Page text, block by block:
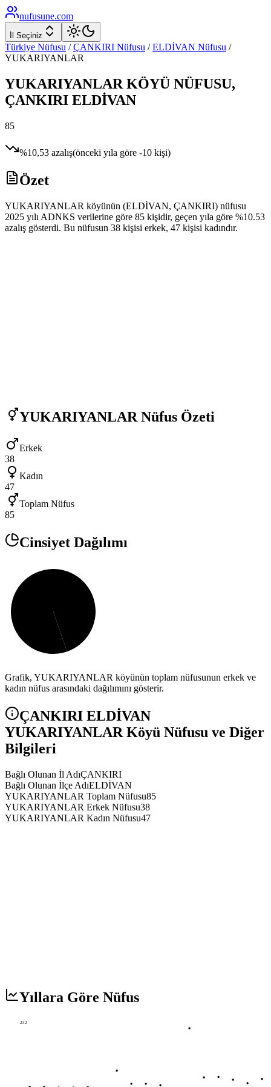
nufusune.com
İl Seçiniz
Türkiye Nüfusu / ÇANKIRI Nüfusu / ELDİVAN Nüfusu /
YUKARIYANLAR
YUKARIYANLAR KÖYÜ NÜFUSU,
ÇANKIRI ELDİVAN
85
%10,53 azalış(önceki yıla göre -10 kişi)
Özet
YUKARIYANLAR köyünün (ELDİVAN, ÇANKIRI) nüfusu
2025 yılı ADNKS verilerine göre 85 kişidir, geçen yıla göre %10.53
azalış gösterdi. Bu nüfusun 38 kişisi erkek, 47 kişisi kadındır.
YUKARIYANLAR Nüfus Özeti
Erkek
38
Kadın
47
Toplam Nüfus
85
Cinsiyet Dağılımı
Grafik, YUKARIYANLAR köyünün toplam nüfusunun erkek ve
kadın nüfus arasındaki dağılımını gösterir.
ÇANKIRI ELDİVAN
YUKARIYANLAR Köyü Nüfusu ve Diğer
Bilgileri
Bağlı Olunan İl AdıÇANKIRI
Bağlı Olunan İlçe AdıELDİVAN
YUKARIYANLAR Toplam Nüfusu85
YUKARIYANLAR Erkek Nüfusu38
YUKARIYANLAR Kadın Nüfusu47
Yıllara Göre Nüfus
252